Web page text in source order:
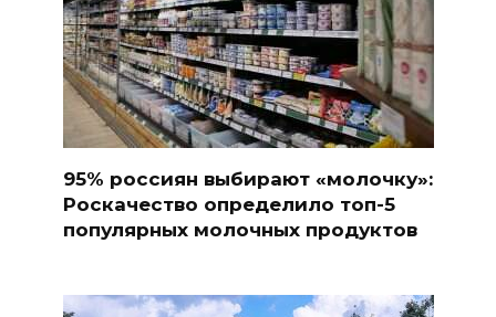
95% россиян выбирают «молочку»:
Роскачество определило топ-5
популярных молочных продуктов